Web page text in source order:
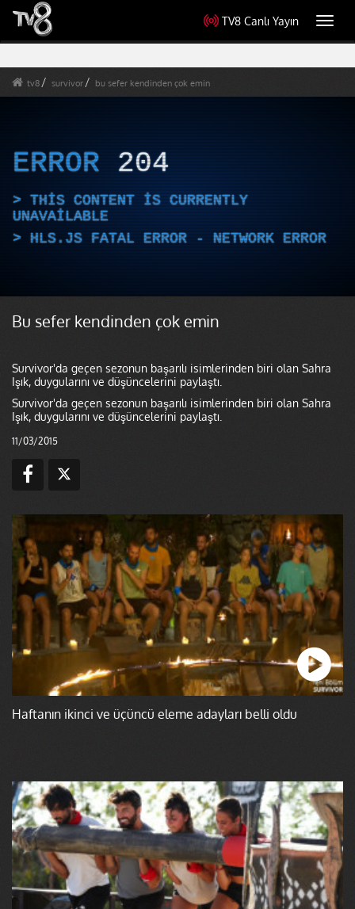
TV8 Canlı Yayın
tv8 survivor bu sefer kendinden çok emin
ERROR 204
THIS CONTENT IS CURRENTLY
UNAVAILABLE
HLS.JS FATAL ERROR - NETWORK ERROR
Bu sefer kendinden çok emin
Survivor'da geçen sezonun başarılı isimlerinden biri olan Sahra
Işık, duygularını ve düşüncelerini paylaştı.
Survivor'da geçen sezonun başarılı isimlerinden biri olan Sahra
Işık, duygularını ve düşüncelerini paylaştı.
11/03/2015
Haftanın ikinci ve üçüncü eleme adayları belli oldu